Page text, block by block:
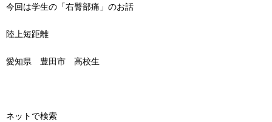
今回は学生の「右臀部痛」のお話
陸上短距離
愛知県 豊田市 高校生
ネットで検索